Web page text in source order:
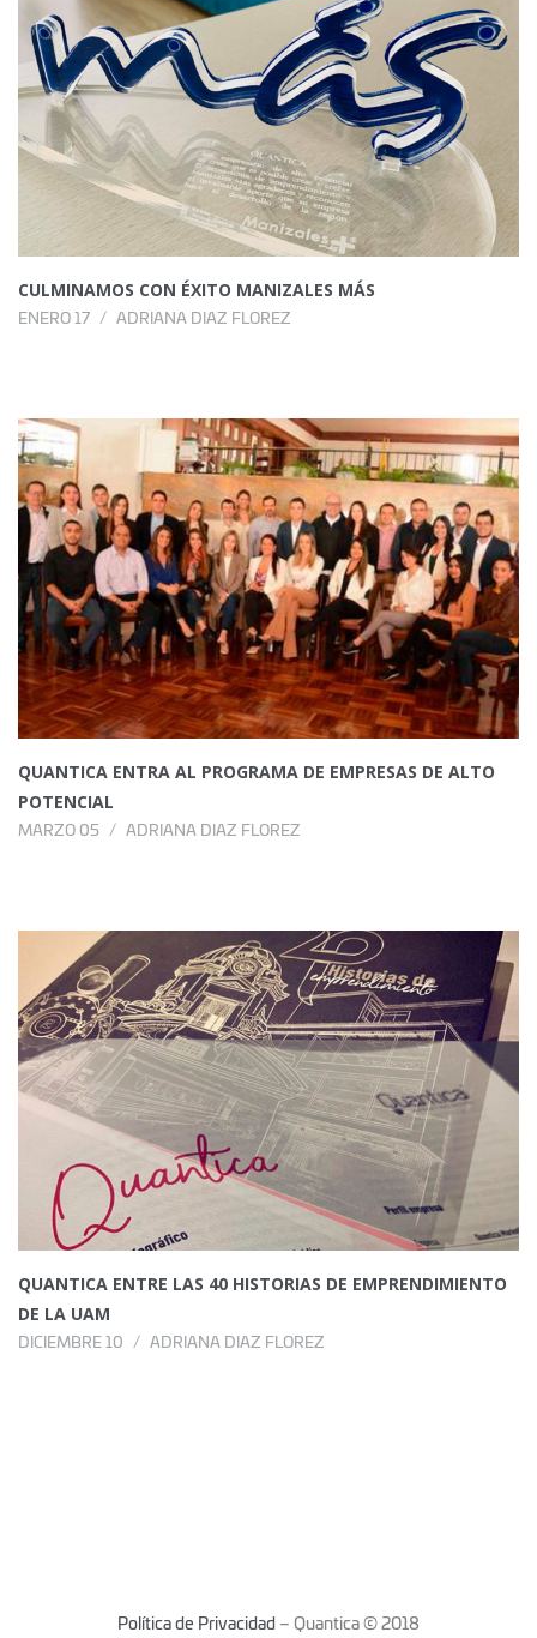
CULMINAMOS CON ÉXITO MANIZALES MÁS
ENERO 17 ADRIANA DIAZ FLOREZ
QUANTICA ENTRA AL PROGRAMA DE EMPRESAS DE ALTO
POTENCIAL
MARZO 05 ADRIANA DIAZ FLOREZ
QUANTICA ENTRE LAS 40 HISTORIAS DE EMPRENDIMIENTO
DE LA UAM
DICIEMBRE 10 ADRIANA DIAZ FLOREZ
Política de Privacidad – Quantica © 2018